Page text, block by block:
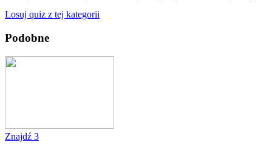
Losuj quiz z tej kategorii
Podobne
Znajdź 3